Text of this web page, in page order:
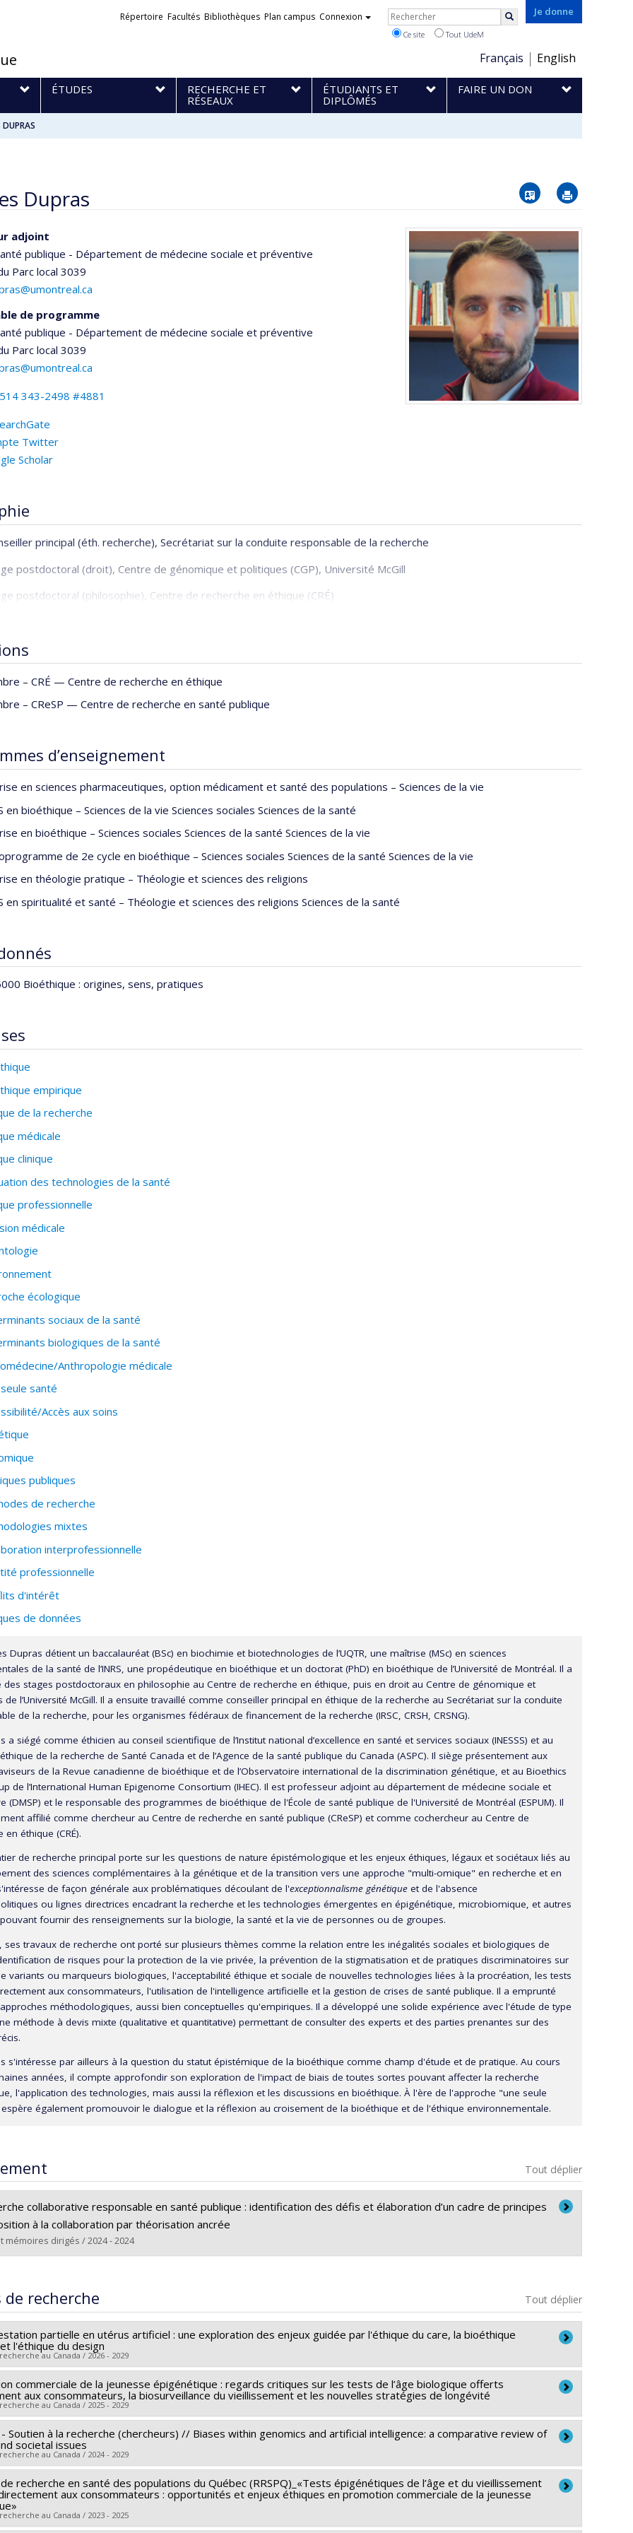
Je donne
Choix
de
la
langue
Français English
Liens
Répertoire Facultés Bibliothèques Plan campus Connexion Rechercher
Ce site Tout UdeM
ÉTUDES
RECHERCHE ET
RÉSEAUX
ÉTUDIANTS ET
DIPLÔMÉS
FAIRE UN DON
Dupras Vcard
adjoint
publique - Département de médecine sociale et préventive
Parc local 3039
de programme
publique - Département de médecine sociale et préventive
Parc local 3039
514 343-2498 #4881
Twitter
Scholar
principal (éth. recherche), Secrétariat sur la conduite responsable de la recherche
postdoctoral (droit), Centre de génomique et politiques (CGP), Université McGill
postdoctoral (philosophie), Centre de recherche en éthique (CRÉ)
(Ph.D.) en sciences biomédicales-option bioéthique, Université de Montréal
de 2e cycle en bioéthique, Université de Montréal
(M.Sc.) en sciences expérimentales de la santé, INRS-Institut Armand-Frappier
(B.Sc.) en biochimie et biotechnologies, Université du Québec à Trois-Rivières
– CRÉ — Centre de recherche en éthique
– CReSP — Centre de recherche en santé publique
d’enseignement
en sciences pharmaceutiques, option médicament et santé des populations – Sciences de la vie
en bioéthique – Sciences de la vie Sciences sociales Sciences de la santé
en bioéthique – Sciences sociales Sciences de la santé Sciences de la vie
de 2e cycle en bioéthique – Sciences sociales Sciences de la santé Sciences de la vie
en théologie pratique – Théologie et sciences des religions
en spiritualité et santé – Théologie et sciences des religions Sciences de la santé
Bioéthique : origines, sens, pratiques
empirique
de la recherche
médicale
clinique
des technologies de la santé
professionnelle
médicale
écologique
sociaux de la santé
biologiques de la santé
Anthropologie médicale
santé
Accès aux soins
publiques
de recherche
mixtes
interprofessionnelle
professionnelle
d'intérêt
de données
Dupras détient un baccalauréat (BSc) en biochimie et biotechnologies de l’UQTR, une maîtrise (MSc) en sciences
de la santé de l’INRS, une propédeutique en bioéthique et un doctorat (PhD) en bioéthique de l’Université de Montréal. Il a
des stages postdoctoraux en philosophie au Centre de recherche en éthique, puis en droit au Centre de génomique et
de l’Université McGill. Il a ensuite travaillé comme conseiller principal en éthique de la recherche au Secrétariat sur la conduite
de la recherche, pour les organismes fédéraux de financement de la recherche (IRSC, CRSH, CRSNG).
a siégé comme éthicien au conseil scientifique de l’Institut national d’excellence en santé et services sociaux (INESSS) et au
de la recherche de Santé Canada et de l’Agence de la santé publique du Canada (ASPC). Il siège présentement aux
de la Revue canadienne de bioéthique et de l’Observatoire international de la discrimination génétique, et au Bioethics
de l’International Human Epigenome Consortium (IHEC). Il est professeur adjoint au département de médecine sociale et
(DMSP) et le responsable des programmes de bioéthique de l'École de santé publique de l'Université de Montréal (ESPUM). Il
affilié comme chercheur au Centre de recherche en santé publique (CReSP) et comme cochercheur au Centre de
en éthique (CRÉ).
de recherche principal porte sur les questions de nature épistémologique et les enjeux éthiques, légaux et sociétaux liés au
des sciences complémentaires à la génétique et de la transition vers une approche "multi-omique" en recherche et en
de façon générale aux problématiques découlant de l'exceptionnalisme génétiqueet de l'absence
ou lignes directrices encadrant la recherche et les technologies émergentes en épigénétique, microbiomique, et autres
fournir des renseignements sur la biologie, la santé et la vie de personnes ou de groupes.
ses travaux de recherche ont porté sur plusieurs thèmes comme la relation entre les inégalités sociales et biologiques de
de risques pour la protection de la vie privée, la prévention de la stigmatisation et de pratiques discriminatoires sur
variants ou marqueurs biologiques, l'acceptabilité éthique et sociale de nouvelles technologies liées à la procréation, les tests
aux consommateurs, l'utilisation de l'intelligence artificielle et la gestion de crises de santé publique. Il a emprunté
méthodologiques, aussi bien conceptuelles qu'empiriques. Il a développé une solide expérience avec l'étude de type
méthode à devis mixte (qualitative et quantitative) permettant de consulter des experts et des parties prenantes sur des
s'intéresse par ailleurs à la question du statut épistémique de la bioéthique comme champ d'étude et de pratique. Au cours
années, il compte approfondir son exploration de l'impact de biais de toutes sortes pouvant affecter la recherche
l'application des technologies, mais aussi la réflexion et les discussions en bioéthique. À l'ère de l'approche "une seule
également promouvoir le dialogue et la réflexion au croisement de la bioéthique et de l'éthique environnementale.
Tout déplier
collaborative responsable en santé publique : identification des défis et élaboration d’un cadre de principes
à la collaboration par théorisation ancrée
mémoires dirigés / 2024 - 2024
obtenu :M. Sc.
le document dans Papyrus
de recherche Tout déplier
partielle en utérus artificiel : une exploration des enjeux guidée par l'éthique du care, la bioéthique
l'éthique du design
au Canada / 2026 - 2029
principal : Charles Dupras
: Julie Cousineau,Vincent Couture
de financement :CRSH/Conseil de recherches en sciences humaines du Canada
de subvention :PV153480-Subventions de développement Savoir
commerciale de la jeunesse épigénétique : regards critiques sur les tests de l’âge biologique offerts
aux consommateurs, la biosurveillance du vieillissement et les nouvelles stratégies de longévité
au Canada / 2025 - 2029
principal : Charles Dupras
de financement :FRQSC/Fonds de recherche du Québec - Société et culture (FQRSC)
de subvention :PV113813-(NP) Soutien à la recherche pour la relève professorale
Soutien à la recherche (chercheurs) // Biases within genomics and artificial intelligence: a comparative review of
societal issues
au Canada / 2024 - 2029
de financement :FRQSC/Fonds de recherche du Québec - Société et culture (FQRSC)
de subvention :PVXXXXXX-Observatoire international sur les impacts sociétaux de l'intelligence artificielle et du
recherche en santé des populations du Québec (RRSPQ)_«Tests épigénétiques de l’âge et du vieillissement
aux consommateurs : opportunités et enjeux éthiques en promotion commerciale de la jeunesse
au Canada / 2023 - 2025